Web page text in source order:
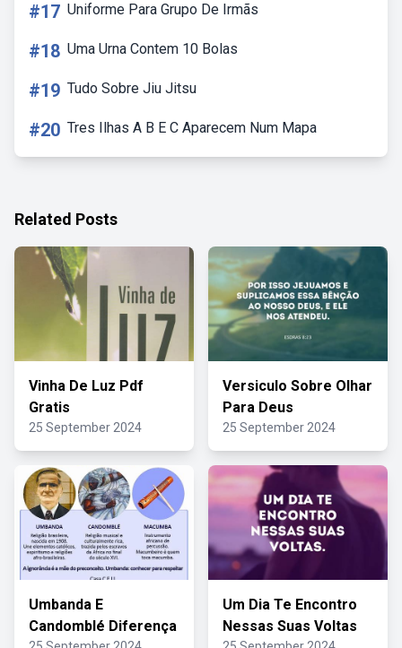
#17 Uniforme Para Grupo De Irmãs
#18 Uma Urna Contem 10 Bolas
#19 Tudo Sobre Jiu Jitsu
#20 Tres Ilhas A B E C Aparecem Num Mapa
Related Posts
Vinha De Luz Pdf
Gratis
25 September 2024
Versiculo Sobre Olhar
Para Deus
25 September 2024
Umbanda E
Candomblé Diferença
Um Dia Te Encontro
Nessas Suas Voltas